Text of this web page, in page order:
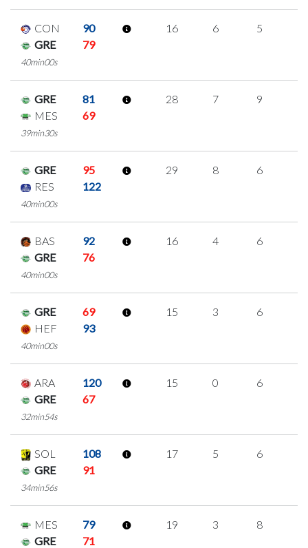
CON
90
GRE
79
40min00s
16 6 5
GRE
81
MES
69
39min30s
28 7 9
GRE
95
RES
122
40min00s
29 8 6
BAS
92
GRE
76
40min00s
16 4 6
GRE
69
HEF
93
40min00s
15 3 6
ARA
120
GRE
67
32min54s
15 0 6
SOL
108
GRE
91
34min56s
17 5 6
MES
79
GRE
71
19 3 8